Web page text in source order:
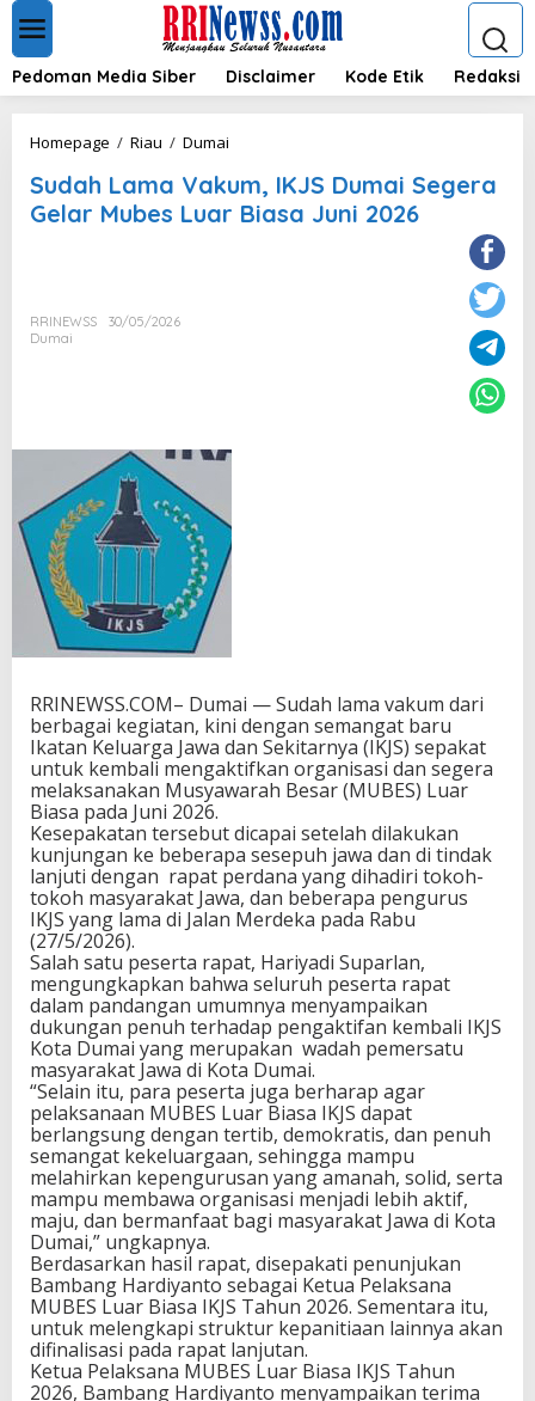
t
Pedoman Media Siber Disclaimer Kode Etik Redaksi
Homepage / Riau / Dumai
d
a
S
D
u
S
g
e
r
a
G
l
a
r
M
u
e
s
L
u
a
r
B
a
s
a
J
u
i
2
0
2
6
Sudah Lama Vakum, IKJS Dumai Segera
Gelar Mubes Luar Biasa Juni 2026
RRINEWSS
30/05/2026
Dumai
RRINEWSS.COM– Dumai — Sudah lama vakum dari
berbagai kegiatan, kini dengan semangat baru
Ikatan Keluarga Jawa dan Sekitarnya (IKJS) sepakat
untuk kembali mengaktifkan organisasi dan segera
melaksanakan Musyawarah Besar (MUBES) Luar
Biasa pada Juni 2026.
Kesepakatan tersebut dicapai setelah dilakukan
kunjungan ke beberapa sesepuh jawa dan di tindak
lanjuti dengan rapat perdana yang dihadiri tokoh-
tokoh masyarakat Jawa, dan beberapa pengurus
IKJS yang lama di Jalan Merdeka pada Rabu
(27/5/2026).
Salah satu peserta rapat, Hariyadi Suparlan,
mengungkapkan bahwa seluruh peserta rapat
dalam pandangan umumnya menyampaikan
dukungan penuh terhadap pengaktifan kembali IKJS
Kota Dumai yang merupakan wadah pemersatu
masyarakat Jawa di Kota Dumai.
“Selain itu, para peserta juga berharap agar
pelaksanaan MUBES Luar Biasa IKJS dapat
berlangsung dengan tertib, demokratis, dan penuh
semangat kekeluargaan, sehingga mampu
melahirkan kepengurusan yang amanah, solid, serta
mampu membawa organisasi menjadi lebih aktif,
maju, dan bermanfaat bagi masyarakat Jawa di Kota
Dumai,” ungkapnya.
Berdasarkan hasil rapat, disepakati penunjukan
Bambang Hardiyanto sebagai Ketua Pelaksana
MUBES Luar Biasa IKJS Tahun 2026. Sementara itu,
untuk melengkapi struktur kepanitiaan lainnya akan
difinalisasi pada rapat lanjutan.
Ketua Pelaksana MUBES Luar Biasa IKJS Tahun
2026, Bambang Hardiyanto menyampaikan terima